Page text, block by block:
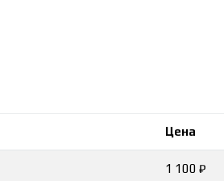
Цена
1 100 ₽